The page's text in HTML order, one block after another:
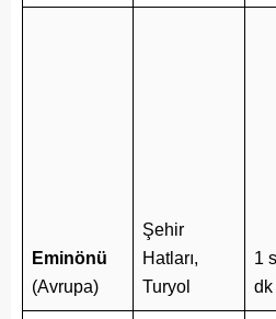
Eminönü
(Avrupa)
Şehir
Hatları,
Turyol
1
dk